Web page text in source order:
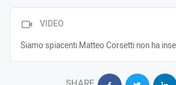
VIDEO
Siamo spiacenti Matteo Corsetti non ha